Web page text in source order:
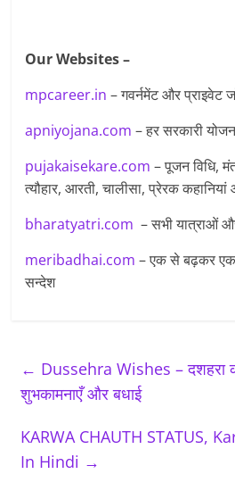
Our Websites –
mpcareer.in – गवर्नमेंट और प्राइवेट
apniyojana.com – हर सरकारी
pujakaisekare.com – पूजन विधि,
त्यौहार, आरती, चालीसा, प्रेरक
bharatyatri.com – सभी यात्राओं
meribadhai.com – एक से बढ़कर
सन्देश
← Dussehra Wishes – दशहरा
शुभकामनाएँ और बधाई
KARWA CHAUTH STATUS,
In Hindi →